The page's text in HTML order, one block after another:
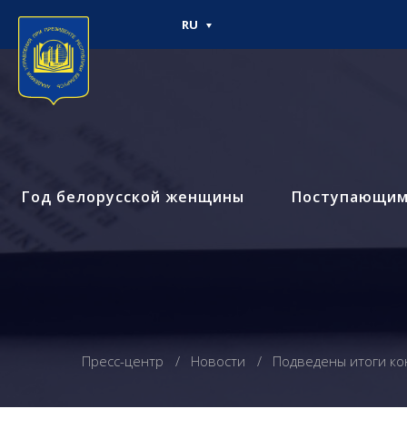
Год белорусской женщины
RU
Пресс-центр Новости Подведены итоги